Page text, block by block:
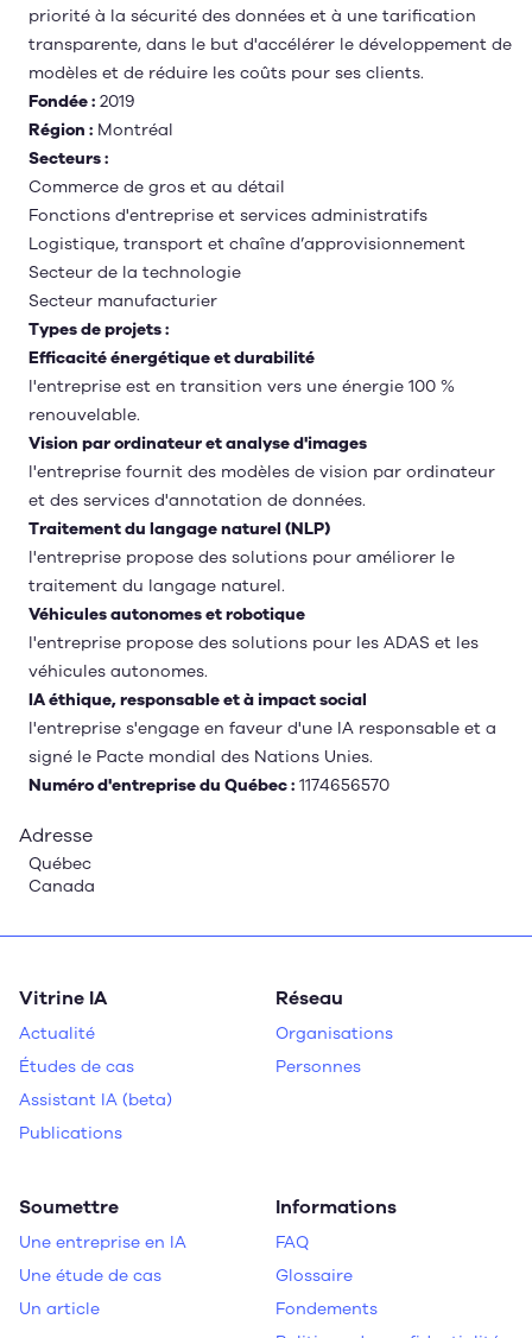
priorité à la sécurité des données et à une tarification
transparente, dans le but d'accélérer le développement de
modèles et de réduire les coûts pour ses clients.
Fondée : 2019
Région : Montréal
Secteurs :
Commerce de gros et au détail
Fonctions d'entreprise et services administratifs
Logistique, transport et chaîne d’approvisionnement
Secteur de la technologie
Secteur manufacturier
Types de projets :
Efficacité énergétique et durabilité
l'entreprise est en transition vers une énergie 100 %
renouvelable.
Vision par ordinateur et analyse d'images
l'entreprise fournit des modèles de vision par ordinateur
et des services d'annotation de données.
Traitement du langage naturel (NLP)
l'entreprise propose des solutions pour améliorer le
traitement du langage naturel.
Véhicules autonomes et robotique
l'entreprise propose des solutions pour les ADAS et les
véhicules autonomes.
IA éthique, responsable et à impact social
l'entreprise s'engage en faveur d'une IA responsable et a
signé le Pacte mondial des Nations Unies.
Numéro d'entreprise du Québec : 1174656570
Adresse
Québec
Canada
Vitrine IA
Actualité
Études de cas
Assistant IA (beta)
Publications
Réseau
Organisations
Personnes
Soumettre
Une entreprise en IA
Une étude de cas
Un article
Informations
FAQ
Glossaire
Fondements